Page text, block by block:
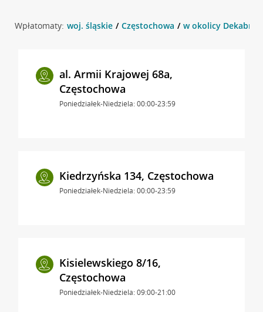
Wpłatomaty: woj. śląskie Częstochowa w okolicy
al. Armii Krajowej 68a,
Częstochowa
Poniedziałek-Niedziela: 00:00-23:59
Kiedrzyńska 134, Częstochowa
Poniedziałek-Niedziela: 00:00-23:59
Kisielewskiego 8/16,
Częstochowa
Poniedziałek-Niedziela: 09:00-21:00